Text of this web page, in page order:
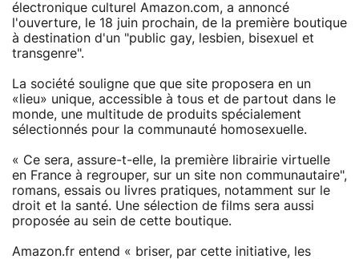
électronique culturel Amazon.com, a annoncé
l'ouverture, le 18 juin prochain, de la première boutique
à destination d'un "public gay, lesbien, bisexuel et
transgenre".
La société souligne que que site proposera en un
«lieu» unique, accessible à tous et de partout dans le
monde, une multitude de produits spécialement
sélectionnés pour la communauté homosexuelle.
« Ce sera, assure-t-elle, la première librairie virtuelle
en France à regrouper, sur un site non communautaire",
romans, essais ou livres pratiques, notamment sur le
droit et la santé. Une sélection de films sera aussi
proposée au sein de cette boutique.
Amazon.fr entend « briser, par cette initiative, les